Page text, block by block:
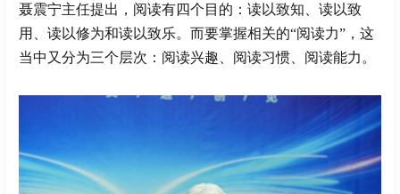
聂震宁主任提出，阅读有四个目的：读以致知、读以致
用、读以修为和读以致乐。而要掌握相关的“阅读力”，这
当中又分为三个层次：阅读兴趣、阅读习惯、阅读能力。